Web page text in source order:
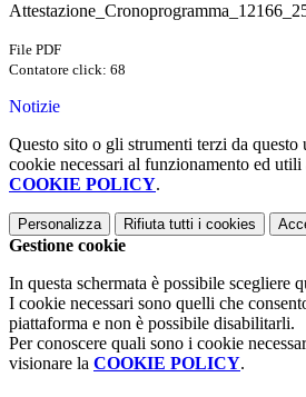
File PDF
Contatore click: 68
Notizie
Questo sito o gli strumenti terzi da
cookie necessari al funzionamento ed
COOKIE POLICY.
Personalizza Rifiuta tutti i cookies
Gestione cookie
In questa schermata è possibile scegliere
I cookie necessari sono quelli che
piattaforma e non è possibile disabilitarli.
Per conoscere quali sono i cookie
visionare la COOKIE POLICY.